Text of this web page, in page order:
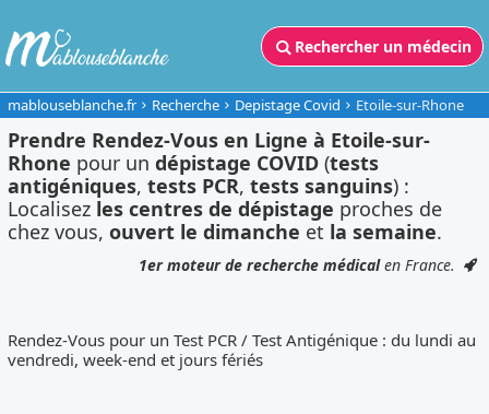
Rechercher un médecin
mablouseblanche.fr Recherche Depistage Covid Etoile-sur-Rhone
Prendre Rendez-Vous en Ligne à Etoile-sur-
Rhone pour undépistage COVID (tests
antigéniques,tests PCR,tests sanguins) :
Localisez les centres de dépistage proches de
chez vous,ouvert le dimanche et la semaine.
1er moteur de recherche médicalen France.
Rendez-Vous pour un Test PCR / Test Antigénique : du lundi au
vendredi, week-end et jours fériés